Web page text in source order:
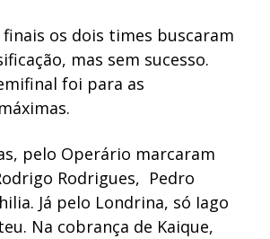
os dois times buscaram
mas sem sucesso.
foi para as
pelo Operário marcaram
Rodrigues, Pedro
Já pelo Londrina, só Iago
Na cobrança de Kaique,